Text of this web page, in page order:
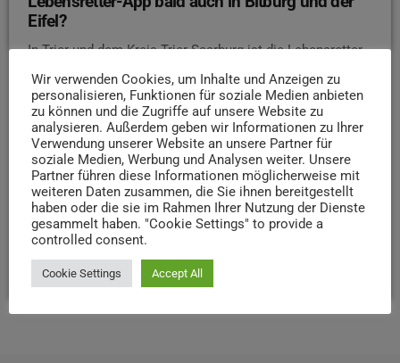
Eifel?
In Trier und dem Kreis Trier-Saarburg ist die Lebensretter-
App bereits erfolgreich im Einsatz. Wie der Trierische
Volksfreund berichtet, hat sich nun auch der Bitburger
Stadtrat für die Einführung ausgesprochen. Das System
alarmiert medizinisch geschulte Ersthelfende in der Nähe
eines Notfalls, um wertvolle Minuten bei der Reanimation
zu gewinnen. In Saarburg konnte so bereits einem 72-
jährigen Mann das Leben gerettet werden. Nun sollen
Gespräche mit dem Eifelkreis geführt werden, um die
Umsetzung in Bitburg und Umgebung voranzutreiben.
today
Wir verwenden Cookies, um Inhalte und Anzeigen zu
personalisieren, Funktionen für soziale Medien anbieten
zu können und die Zugriffe auf unsere Website zu
analysieren. Außerdem geben wir Informationen zu Ihrer
Verwendung unserer Website an unsere Partner für
soziale Medien, Werbung und Analysen weiter. Unsere
Partner führen diese Informationen möglicherweise mit
weiteren Daten zusammen, die Sie ihnen bereitgestellt
haben oder die sie im Rahmen Ihrer Nutzung der Dienste
gesammelt haben. "Cookie Settings" to provide a
controlled consent.
Cookie Settings Accept All